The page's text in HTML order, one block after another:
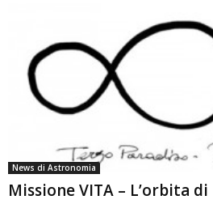
News di Astronomia
Missione VITA – L’orbita